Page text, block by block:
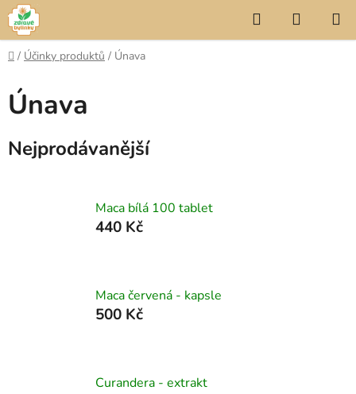
Přejít
na
obsah
Hledat
KOŠÍK
Domů
/ Účinky produktů / Únava
Únava
Nejprodávanější
Maca bílá 100 tablet
440 Kč
Maca červená - kapsle
500 Kč
Curandera - extrakt